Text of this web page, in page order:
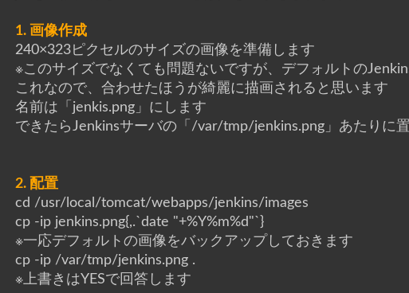
1. 画像作成
240×323ピクセルのサイズの画像を準備します
※このサイズでなくても問題ないですが、デフォルトの
これなので、合わせたほうが綺麗に描画されると思います
名前は「jenkis.png」にします
できたらJenkinsサーバの「/var/tmp/jenkins.png」あたりに
2. 配置
cd /usr/local/tomcat/webapps/jenkins/images
cp -ip jenkins.png{,.`date "+%Y%m%d"`}
※一応デフォルトの画像をバックアップしておきます
cp -ip /var/tmp/jenkins.png .
※上書きはYESで回答します